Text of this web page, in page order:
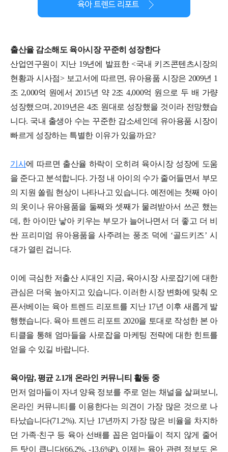
출산율 감소해도 육아시장 꾸준히 성장한다
산업연구원이 지난 19년에 발표한 <국내 키즈콘텐츠시장의
현황과 시사점> 보고서에 따르면, 유아용품 시장은 2009년 1
조 2,000억 원에서 2015년 약 2조 4,000억 원으로 두 배 가량
성장했으며, 2019년은 4조 원대로 성장했을 것이라 전망했습
니다. 국내 출생아 수는 꾸준한 감소세인데 유아용품 시장이
빠르게 성장하는 특별한 이유가 있을까요?
기사에 따르면 출산율 하락이 오히려 육아시장 성장에 도움
을 준다고 분석합니다. 가정 내 아이의 수가 줄어들면서 부모
의 지원 쏠림 현상이 나타나고 있습니다. 예전에는 첫째 아이
의 옷이나 유아용품을 둘째와 셋째가 물려받아서 쓰곤 했는
데, 한 아이만 낳아 키우는 부모가 늘어나면서 더 좋고 더 비
싼 프리미엄 유아용품을 사주려는 풍조 덕에 ‘골드키즈’ 시
대가 열린 겁니다.
이에 극심한 저출산 시대인 지금, 육아시장 사로잡기에 대한
관심은 더욱 높아지고 있습니다. 이러한 시장 변화에 맞춰 오
픈서베이는 육아 트렌드 리포트를 지난 17년 이후 새롭게 발
행했습니다. 육아 트렌드 리포트 2020을 토대로 작성한 본 아
티클을 통해 엄마들을 사로잡을 마케팅 전략에 대한 힌트를
얻을 수 있길 바랍니다.
육아맘, 평균 2.1개 온라인 커뮤니티 활동 중
먼저 엄마들이 자녀 양육 정보를 주로 얻는 채널을 살펴보니,
온라인 커뮤니티를 이용한다는 의견이 가장 많은 것으로 나
타났습니다(71.2%). 지난 17년까지 가장 많은 비율을 차지하
던 가족·친구 등 육아 선배를 꼽은 엄마들이 적지 않게 줄어
든 탓이 큽니다(66.2%, -13.6%P). 이제는 육아 관련 정보도 온